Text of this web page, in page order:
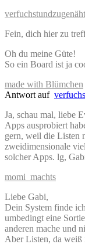
verfuchstundzugenäht
Fein, dich hier zu
Oh du meine Güte!
So ein Board ist ja
made with Blümchen
Antwort auf
Ja, schau mal, liebe
Apps ausprobiert
gern, weil die Listen
zweidimensionale
solcher Apps. lg,
momi_machts
Liebe Gabi,
Dein System finde
umbedingt eine
anderen mache und
Aber Listen, da weiß